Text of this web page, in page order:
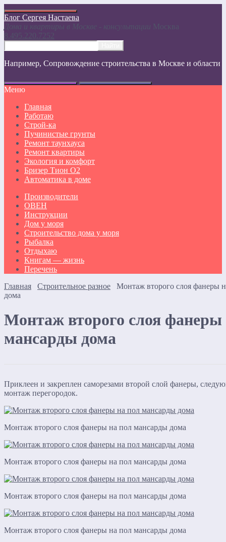
Блог Сергея Настаева
Дома и квартиры в Москве - консультации Москвa
8.495.220.7252
Например, Сопровождение строительства в Москве и области
Меню
Главная
Работаю
Строй-ка
Пучинистые грунты
Ремонт таунхауса
Ремонт квартиры
Экология и комфорт
Бризер Тион О2
Автоматика в доме
Производители
ОВЕН
Инструкции
Дом у моря
Строительство дома у моря
Рыбалка
Отдыхаю
Книгам — жизнь
Перечень
Главная
Строительное разное
Монтаж второго слоя фанеры
дома
Монтаж второго слоя фанеры
мансарды дома
Приклеен и закреплен саморезами второй слой фанеры,
монтаж перегородок.
Монтаж второго слоя фанеры на пол мансарды дома
Монтаж второго слоя фанеры на пол мансарды дома
Монтаж второго слоя фанеры на пол мансарды дома
Монтаж второго слоя фанеры на пол мансарды дома